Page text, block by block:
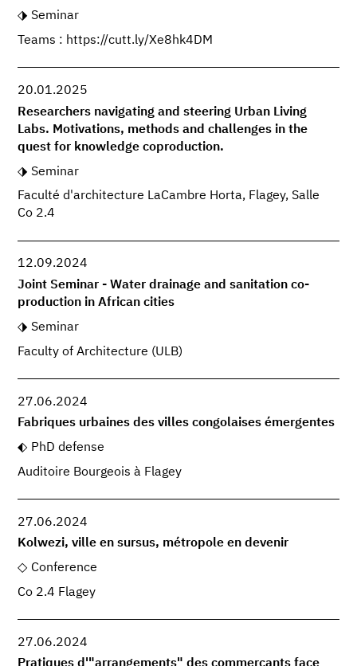
Seminar
Teams : https://cutt.ly/Xe8hk4DM
20.01.2025
Researchers navigating and steering Urban Living
Labs. Motivations, methods and challenges in the
quest for knowledge coproduction.
Seminar
Faculté d'architecture LaCambre Horta, Flagey, Salle
Co 2.4
12.09.2024
Joint Seminar - Water drainage and sanitation co-
production in African cities
Seminar
Faculty of Architecture (ULB)
27.06.2024
Fabriques urbaines des villes congolaises émergentes
PhD defense
Auditoire Bourgeois à Flagey
27.06.2024
Kolwezi, ville en sursus, métropole en devenir
Conference
Co 2.4 Flagey
27.06.2024